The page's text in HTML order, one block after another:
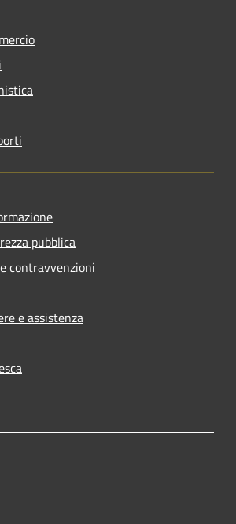
pubblica
contravvenzioni
e assistenza